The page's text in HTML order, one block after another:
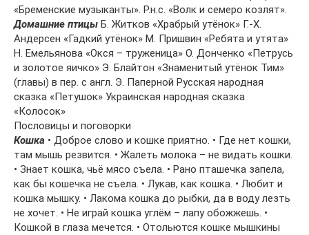
«Бременские музыканты». Р.н.с. «Волк и семеро козлят».
Домашние птицы Б. Житков «Храбрый утёнок» Г.-Х.
Андерсен «Гадкий утёнок» М. Пришвин «Ребята и утята»
Н. Емельянова «Окся – труженица» О. Донченко «Петрусь
и золотое яичко» Э. Блайтон «Знаменитый утёнок Тим»
(главы) в пер. с англ. Э. Паперной Русская народная
сказка «Петушок» Украинская народная сказка
«Колосок»
Пословицы и поговорки
Кошка • Доброе слово и кошке приятно. • Где нет кошки,
там мышь резвится. • Жалеть молока – не видать кошки.
• Знает кошка, чьё мясо съела. • Рано пташечка запела,
как бы кошечка не съела. • Лукав, как кошка. • Любит и
кошка мышку. • Лакома кошка до рыбки, да в воду лезть
не хочет. • Не играй кошка углём – лапу обожжешь. •
Кошкой в глаза мечется. • Отольются кошке мышкины